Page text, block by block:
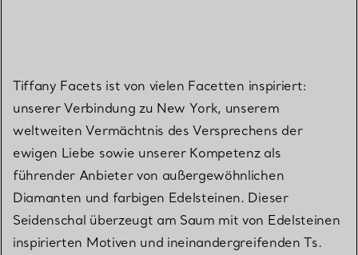
Tiffany Facets ist von vielen Facetten inspiriert:
unserer Verbindung zu New York, unserem
weltweiten Vermächtnis des Versprechens der
ewigen Liebe sowie unserer Kompetenz als
führender Anbieter von außergewöhnlichen
Diamanten und farbigen Edelsteinen. Dieser
Seidenschal überzeugt am Saum mit von Edelsteinen
inspirierten Motiven und ineinandergreifenden Ts.